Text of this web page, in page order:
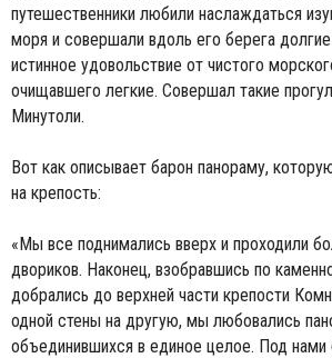
путешественники любили наслаждаться
моря и совершали вдоль его берега долгие
истинное удовольствие от чистого
очищавшего легкие. Совершал такие
Минутоли.
Вот как описывает барон панораму,
на крепость:
«Мы все поднимались вверх и проходили
двориков. Наконец, взобравшись по
добрались до верхней части крепости
одной стены на другую, мы любовались
объединившихся в единое целое. Под нами